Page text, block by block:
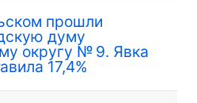
прошли
думу
округу № 9. Явка
17,4%